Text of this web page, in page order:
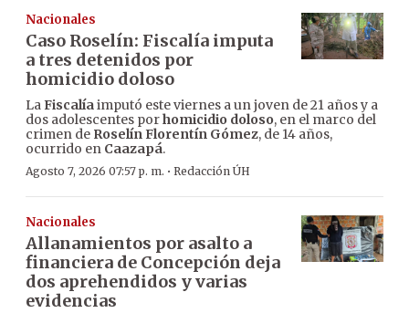
Nacionales
Caso Roselín: Fiscalía imputa
a tres detenidos por
homicidio doloso
LaFiscalíaimputó este viernes a un joven de 21 años y a
dos adolescentes porhomicidio doloso, en el marco del
crimen de Roselín Florentín Gómez, de 14 años,
ocurrido en Caazapá.
Agosto 7, 2026 07:57 p. m. · Redacción ÚH
Nacionales
Allanamientos por asalto a
financiera de Concepción deja
dos aprehendidos y varias
evidencias